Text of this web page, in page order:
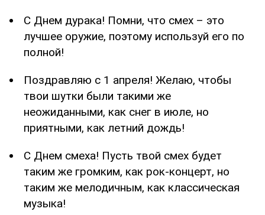
С Днем дурака! Помни, что смех – это
лучшее оружие, поэтому используй его по
полной!
Поздравляю с 1 апреля! Желаю, чтобы
твои шутки были такими же
неожиданными, как снег в июле, но
приятными, как летний дождь!
С Днем смеха! Пусть твой смех будет
таким же громким, как рок-концерт, но
таким же мелодичным, как классическая
музыка!